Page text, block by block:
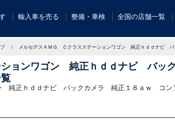
輸入車を売る 整備・車検 全国の店舗一覧
メルセデスＡＭＧ Ｃクラスステーションワゴン 純正ｈｄｄナビ
ションワゴン 純正ｈｄｄナビ バ
純正ｈｄｄナビ バックカメラ 純正１８ａｗ コン